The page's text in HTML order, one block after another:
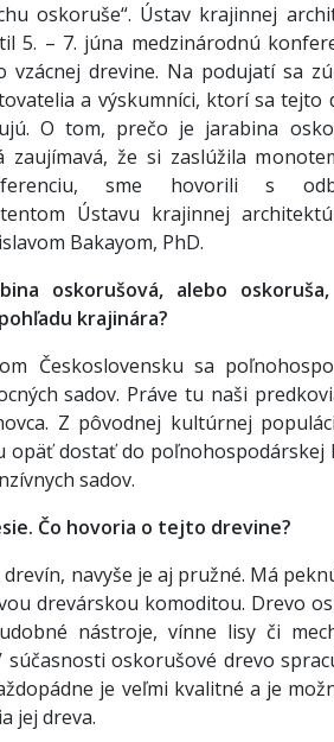
oskoruše“. Ústav krajinnej
5. – 7. júna medzinárodnú
vzácnej drevine. Na podujatí sa
a výskumníci, ktorí sa tejto
O tom, prečo je jarabina
zaujímavá, že si zaslúžila
sme hovorili s
Ústavu krajinnej
Bakayom, PhD.
oskorušová, alebo
krajinára?
Československu sa
sadov. Práve tu naši
Z pôvodnej kultúrnej
opäť dostať do poľnohospodárskej
sadov.
Čo hovoria o tejto drevine?
navyše je aj pružné. Má
drevárskou komoditou. Drevo
nástroje, vínne lisy či
oskorušové drevo
je veľmi kvalitné a je
jej dreva.